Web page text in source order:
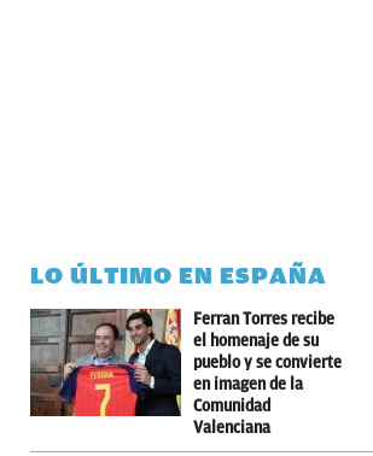
LO ÚLTIMO EN ESPAÑA
Ferran Torres recibe
el homenaje de su
pueblo y se convierte
en imagen de la
Comunidad
Valenciana